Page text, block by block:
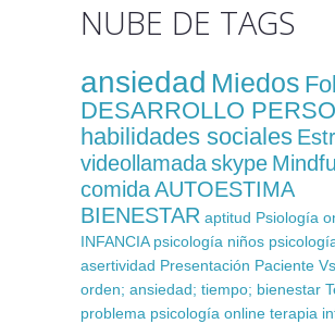
NUBE DE TAGS
ansiedad Miedos
DESARROLLO
habilidades sociales
videollamadaskype
comidaAUTOESTIMA
BIENESTAR aptitud Psiología
INFANCIA psicología niños
asertividad Presentación Paciente
orden; ansiedad; tiempo; bienestar
problema psicología online terapia